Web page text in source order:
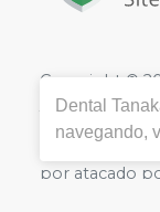
Copyright ©
/SP - CEP
AFE
ilustrativas -
por atacado
Dental
navegando,